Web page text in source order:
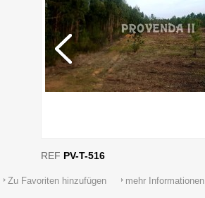
REF PV-T-516
Zu Favoriten hinzufügen mehr Informationen